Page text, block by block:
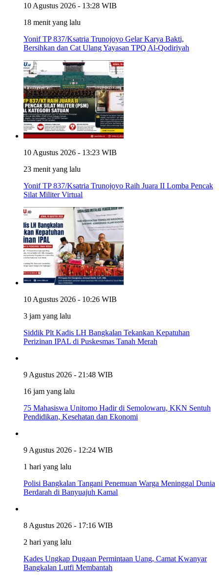
10 Agustus 2026 - 13:28 WIB
18 menit yang lalu
Yonif TP 837/Ksatria Trunojoyo Gelar Karya Bakti,
Bersihkan dan Cat Ulang Yayasan TPQ Al-Qodiriyah
10 Agustus 2026 - 13:23 WIB
23 menit yang lalu
Yonif TP 837/Ksatria Trunojoyo Raih Juara II Lomba Pencak
Silat Militer Virtual
10 Agustus 2026 - 10:26 WIB
3 jam yang lalu
Siddik Plt Kadis LH Bangkalan Tekankan Kepatuhan
Perizinan IPAL di Puskesmas Tanah Merah
9 Agustus 2026 - 21:48 WIB
16 jam yang lalu
75 Mahasiswa Unitomo Hadir di Semolowaru, KKN Sentuh
Pendidikan, Kesehatan dan Ekonomi
9 Agustus 2026 - 12:24 WIB
1 hari yang lalu
Polisi Bangkalan Tangani Penemuan Warga Meninggal Dunia
Berdarah di Banyuajuh Kamal
8 Agustus 2026 - 17:16 WIB
2 hari yang lalu
Kades Ungkap Dugaan Permintaan Uang, Camat Kwanyar
Bangkalan Lutfi Membantah